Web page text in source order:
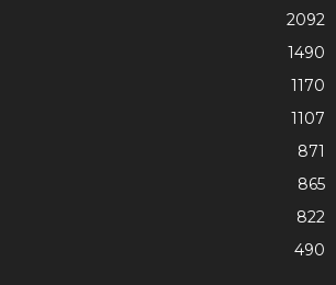
2092
1490
1170
1107
871
865
822
490